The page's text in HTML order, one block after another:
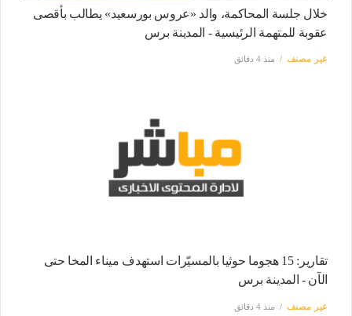
خلال جلسة المحاكمة، والد «عروس بورسعيد» يطالب بأقصى
عقوبة للمتهمة الرئيسية - المدينة برس
غير مصنف منذ 4 دقائق
تقارير: 15 هجوما حوثيا بالمسيّرات استهدف ميناء المخا حتى
الآن - المدينة برس
غير مصنف منذ 4 دقائق